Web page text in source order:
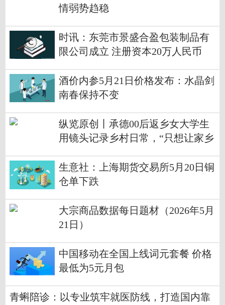
情弱势趋稳
时讯：东莞市景盛合盈包装制品有
限公司成立 注册资本20万人民币
酒价内参5月21日价格发布：水晶剑
南春保持不变
纵览原创丨承德00后返乡女大学生
用镜头记录乡村日常，“只想让家乡
生意社：上海期货交易所5月20日铜
仓单下跌
大宗商品数据每日题材（2026年5月
21日）​
中国移动在全国上线词元套餐 价格
最低为5元月包
青蝌陪诊：以专业筑牢就医防线，打造国内靠